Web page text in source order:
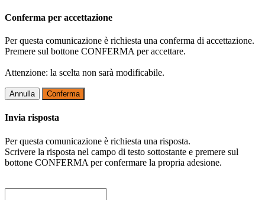
Conferma per accettazione
Per questa comunicazione è richiesta una conferma di accettazione.
Premere sul bottone CONFERMA per accettare.
Attenzione: la scelta non sarà modificabile.
Annulla Conferma
Invia risposta
Per questa comunicazione è richiesta una risposta.
Scrivere la risposta nel campo di testo sottostante e premere sul
bottone CONFERMA per confermare la propria adesione.